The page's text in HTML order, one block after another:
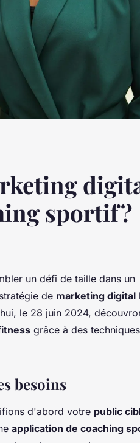
sportif?
un défi de taille dans un
de marketing digital
le 28 juin 2024,
grâce à des techniques
besoins
d'abord votre public
application de coaching